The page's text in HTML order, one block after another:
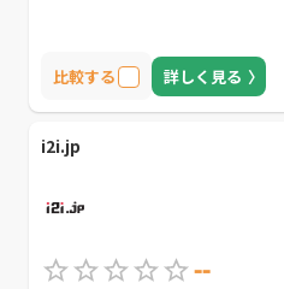
比較する 詳しく見る
i2i.jp
--